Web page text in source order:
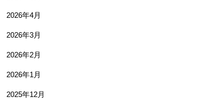
2026年4月
2026年3月
2026年2月
2026年1月
2025年12月